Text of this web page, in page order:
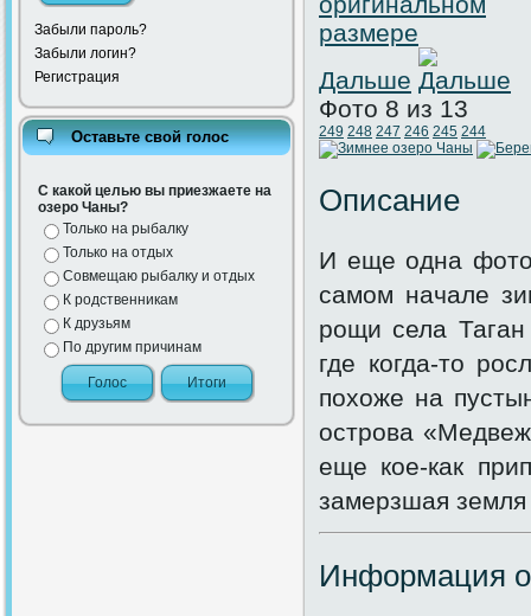
Забыли пароль?
Забыли логин?
Регистрация
Оставьте свой голос
С какой целью вы приезжаете на
озеро Чаны?
Только на рыбалку
Только на отдых
Совмещаю рыбалку и отдых
К родственникам
К друзьям
По другим причинам
Дальше
Фото 8 из 13
249 248 247 246 245 244
Описание
И еще одна
самом начале
рощи села
где когда-то
похоже на
острова
еще кое-как
замерзшая
Информация